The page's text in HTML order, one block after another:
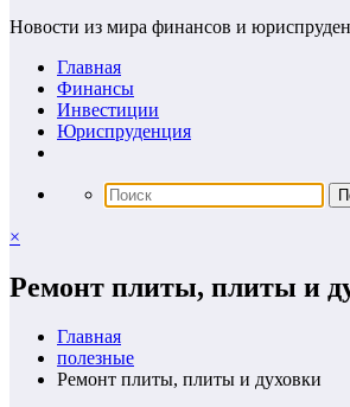
Новости из мира финансов и
Главная
Финансы
Инвестиции
Юриспруденция
×
Ремонт плиты, плиты и
Главная
полезные
Ремонт плиты, плиты и духовки